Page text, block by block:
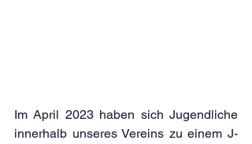
Im April 2023 haben sich Jugendliche
innerhalb unseres Vereins zu einem J-